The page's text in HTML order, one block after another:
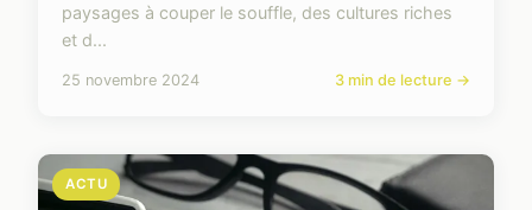
paysages à couper le souffle, des cultures riches
et d...
25 novembre 2024 3 min de lecture →
ACTU